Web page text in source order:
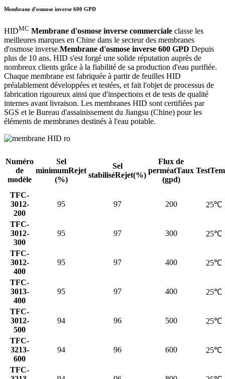
Membrane d'osmose inverse 600 GPD
HIDMC Membrane d'osmose inverse commerciale classe les
meilleures marques en Chine dans le secteur des membranes
d'osmose inverse.Membrane d'osmose inverse 600 GPD Depuis
plus de 10 ans, HID s'est forgé une solide réputation auprès de
nombreux clients grâce à la fiabilité de sa production d'eau purifiée.
Chaque membrane est fabriquée à partir de feuilles HID
préalablement développées et testées, et fait l'objet de processus de
fabrication rigoureux ainsi que d'inspections et de tests de qualité
internes avant livraison. Les membranes HID sont certifiées par
SGS et le Bureau d'assainissement du Jiangsu (Chine) pour les
éléments de membranes destinés à l'eau potable.
Numéro
de
modèle
Sel
minimumRejet
(%)
Sel
stabiliséRejet(%)
Flux de
perméatTaux
(gpd)
TFC-
3012-
200
95 97 200 25℃
TFC-
3012-
300
95 97 300 25℃
TFC-
3012-
400
95 97 400 25℃
TFC-
3013-
400
95 97 400 25℃
TFC-
3012-
500
94 96 500 25℃
TFC-
3213-
600
94 96 600 25℃
TFC-